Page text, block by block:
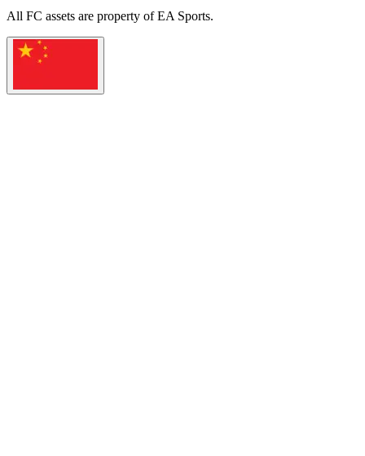
All FC assets are property of EA Sports.